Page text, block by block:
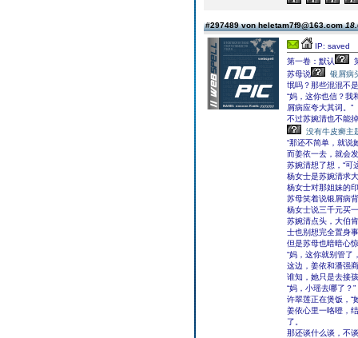
#297489 von heletam7f9@163.com
IP: saved
第一卷：默认
苏母说
银屑病
氓吗？那些混混不
“妈，这你也信？我
屑病应夸大其词。”
不过苏婉清也不能
没有牛皮癣主
“那还不简单，就说
而姜依一去，就会
苏婉清想了想，“可
杨女士是苏婉清求
杨女士对那姐妹的
苏母笑着说银屑病
杨女士说三千元买
苏婉清点头，大伯
士也别想完全置身
但是苏母也暗暗心
“妈，这你就别管了
这边，姜依和潘强
谁知，她只是去接
“妈，小瑶去哪了？”
许翠莲正在煲饭，“
姜依心里一咯噔，
了。
那还谈什么谈，不